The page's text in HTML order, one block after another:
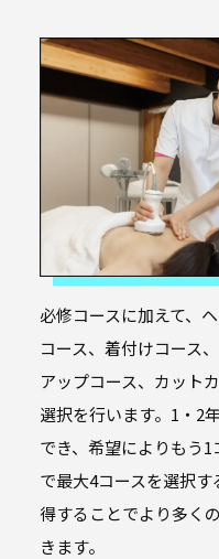
必修コースに加えて、
コース、着付けコース
アップコース、カット
選択を行います。1・2
でき、希望によりもう
で最大4コースを選択
得することでより多く
きます。